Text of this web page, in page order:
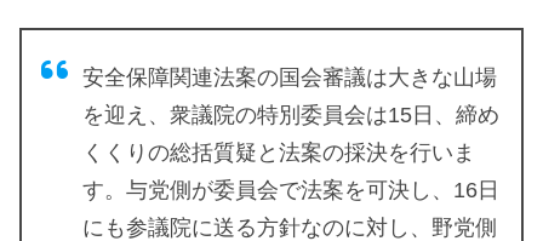
安全保障関連法案の国会審議は大きな山場
を迎え、衆議院の特別委員会は15日、締め
くくりの総括質疑と法案の採決を行いま
す。与党側が委員会で法案を可決し、16日
にも参議院に送る方針なのに対し、野党側